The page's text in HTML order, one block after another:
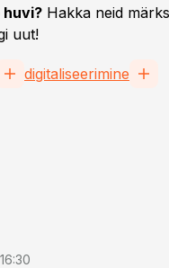
huvi? Hakka neid
uut!
digitaliseerimine